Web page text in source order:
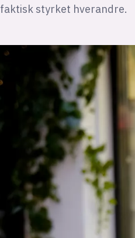
faktisk styrket hverandre.